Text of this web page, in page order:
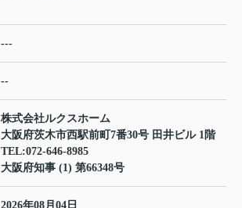
---
--
株式会社ルクスホーム
大阪府茨木市西駅前町7番30号 田井ビル 1階
TEL:072-646-8985
大阪府知事 (1) 第66348号
2026年08月04日